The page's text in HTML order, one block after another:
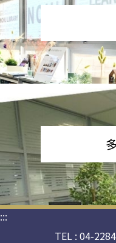
:::
TEL : 04-